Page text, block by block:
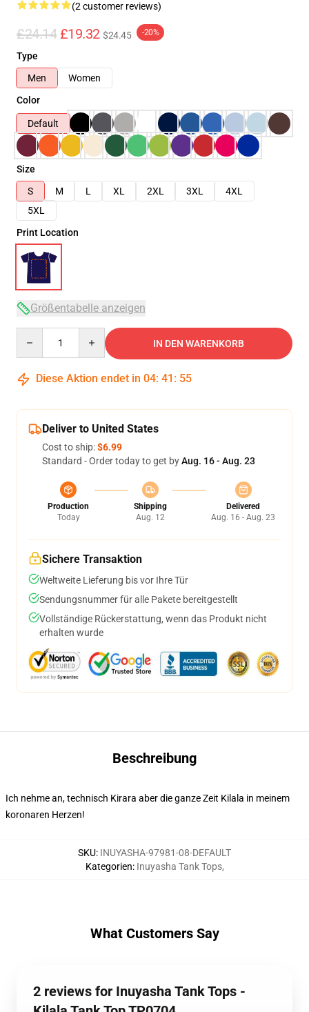
(2 customer reviews)
£24.14 £19.32 $24.45 -20%
Type
Men
Women
Color
Default
Size
S
M L XL 2XL 3XL
4XL
5XL
Print Location
Größentabelle anzeigen
IN DEN WARENKORB
Diese Aktion endet in 04: 41 : 54
Deliver to United States
Cost to ship:$6.99
Standard - Order today to get byAug. 16 - Aug. 23
Production
Today
Shipping
Aug. 12
Delivered
Aug. 16 - Aug. 23
Sichere Transaktion
Weltweite Lieferung bis vor Ihre Tür
Sendungsnummer für alle Pakete bereitgestellt
Vollständige Rückerstattung, wenn das Produkt nicht
erhalten wurde
Beschreibung
Ich nehme an, technisch Kirara aber die ganze Zeit Kilala in meinem
koronaren Herzen!
SKU: INUYASHA-97981-08-DEFAULT
Kategorien: Inuyasha Tank Tops,
What Customers Say
2 reviews for Inuyasha Tank Tops -